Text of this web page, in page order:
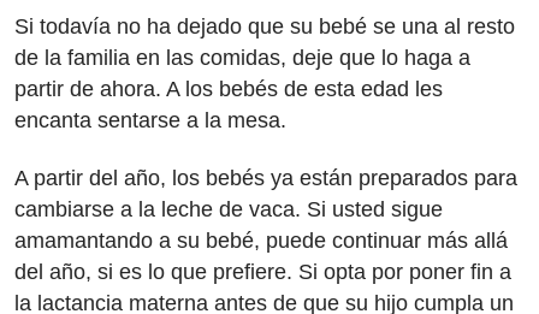
Si todavía no ha dejado que su bebé se una al resto
de la familia en las comidas, deje que lo haga a
partir de ahora. A los bebés de esta edad les
encanta sentarse a la mesa.
A partir del año, los bebés ya están preparados para
cambiarse a la leche de vaca. Si usted sigue
amamantando a su bebé, puede continuar más allá
del año, si es lo que prefiere. Si opta por poner fin a
la lactancia materna antes de que su hijo cumpla un